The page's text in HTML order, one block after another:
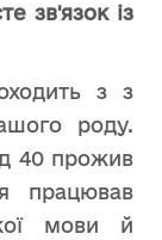
зв'язок із
з з
роду.
40 прожив
працював
мови й